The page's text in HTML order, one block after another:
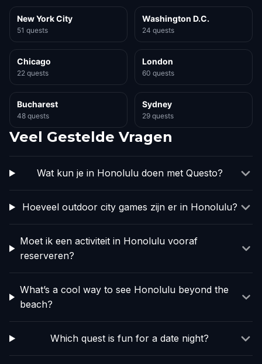
New York City
51 quests
Washington D.C.
24 quests
Chicago
22 quests
London
60 quests
Bucharest
48 quests
Sydney
29 quests
Veel Gestelde Vragen
Wat kun je in Honolulu doen met Questo?
Hoeveel outdoor city games zijn er in Honolulu?
Moet ik een activiteit in Honolulu vooraf
reserveren?
What’s a cool way to see Honolulu beyond the
beach?
Which quest is fun for a date night?